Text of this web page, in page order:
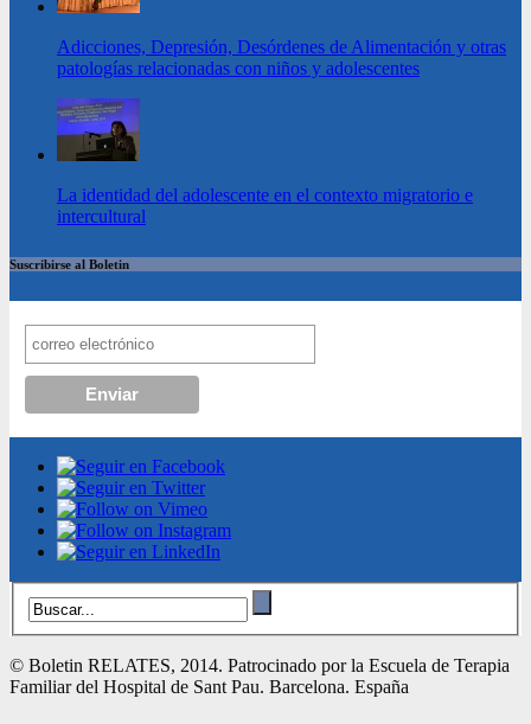
Adicciones, Depresión, Desórdenes de Alimentación y otras
patologías relacionadas con niños y adolescentes
La identidad del adolescente en el contexto migratorio e
intercultural
Suscribirse al Boletin
© Boletin RELATES, 2014. Patrocinado por la Escuela de Terapia
Familiar del Hospital de Sant Pau. Barcelona. España